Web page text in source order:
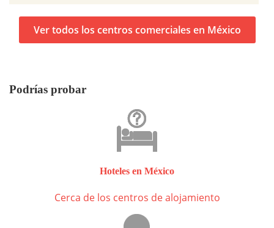
Ver todos los centros comerciales en México
Podrías probar
Hoteles en México
Cerca de los centros de alojamiento